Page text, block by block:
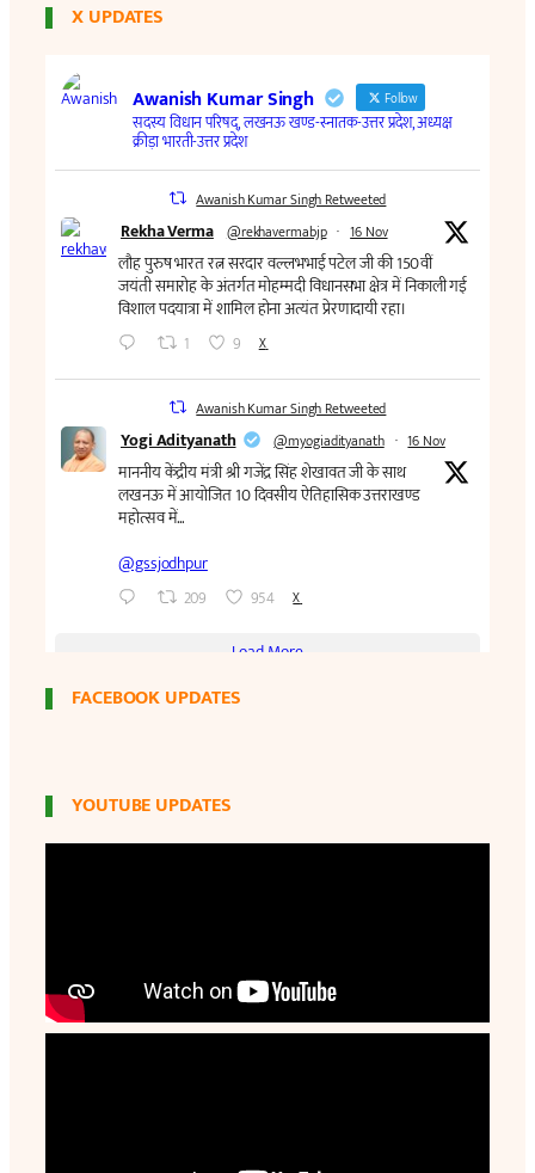
X UPDATES
FACEBOOK UPDATES
YOUTUBE UPDATES